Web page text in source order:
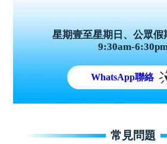
星期壹至星期日、公眾假
9:30am-
WhatsApp聯絡
常見問題